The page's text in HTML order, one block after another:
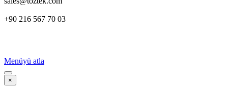
+90 216 567 70 03
Menüyü atla
×